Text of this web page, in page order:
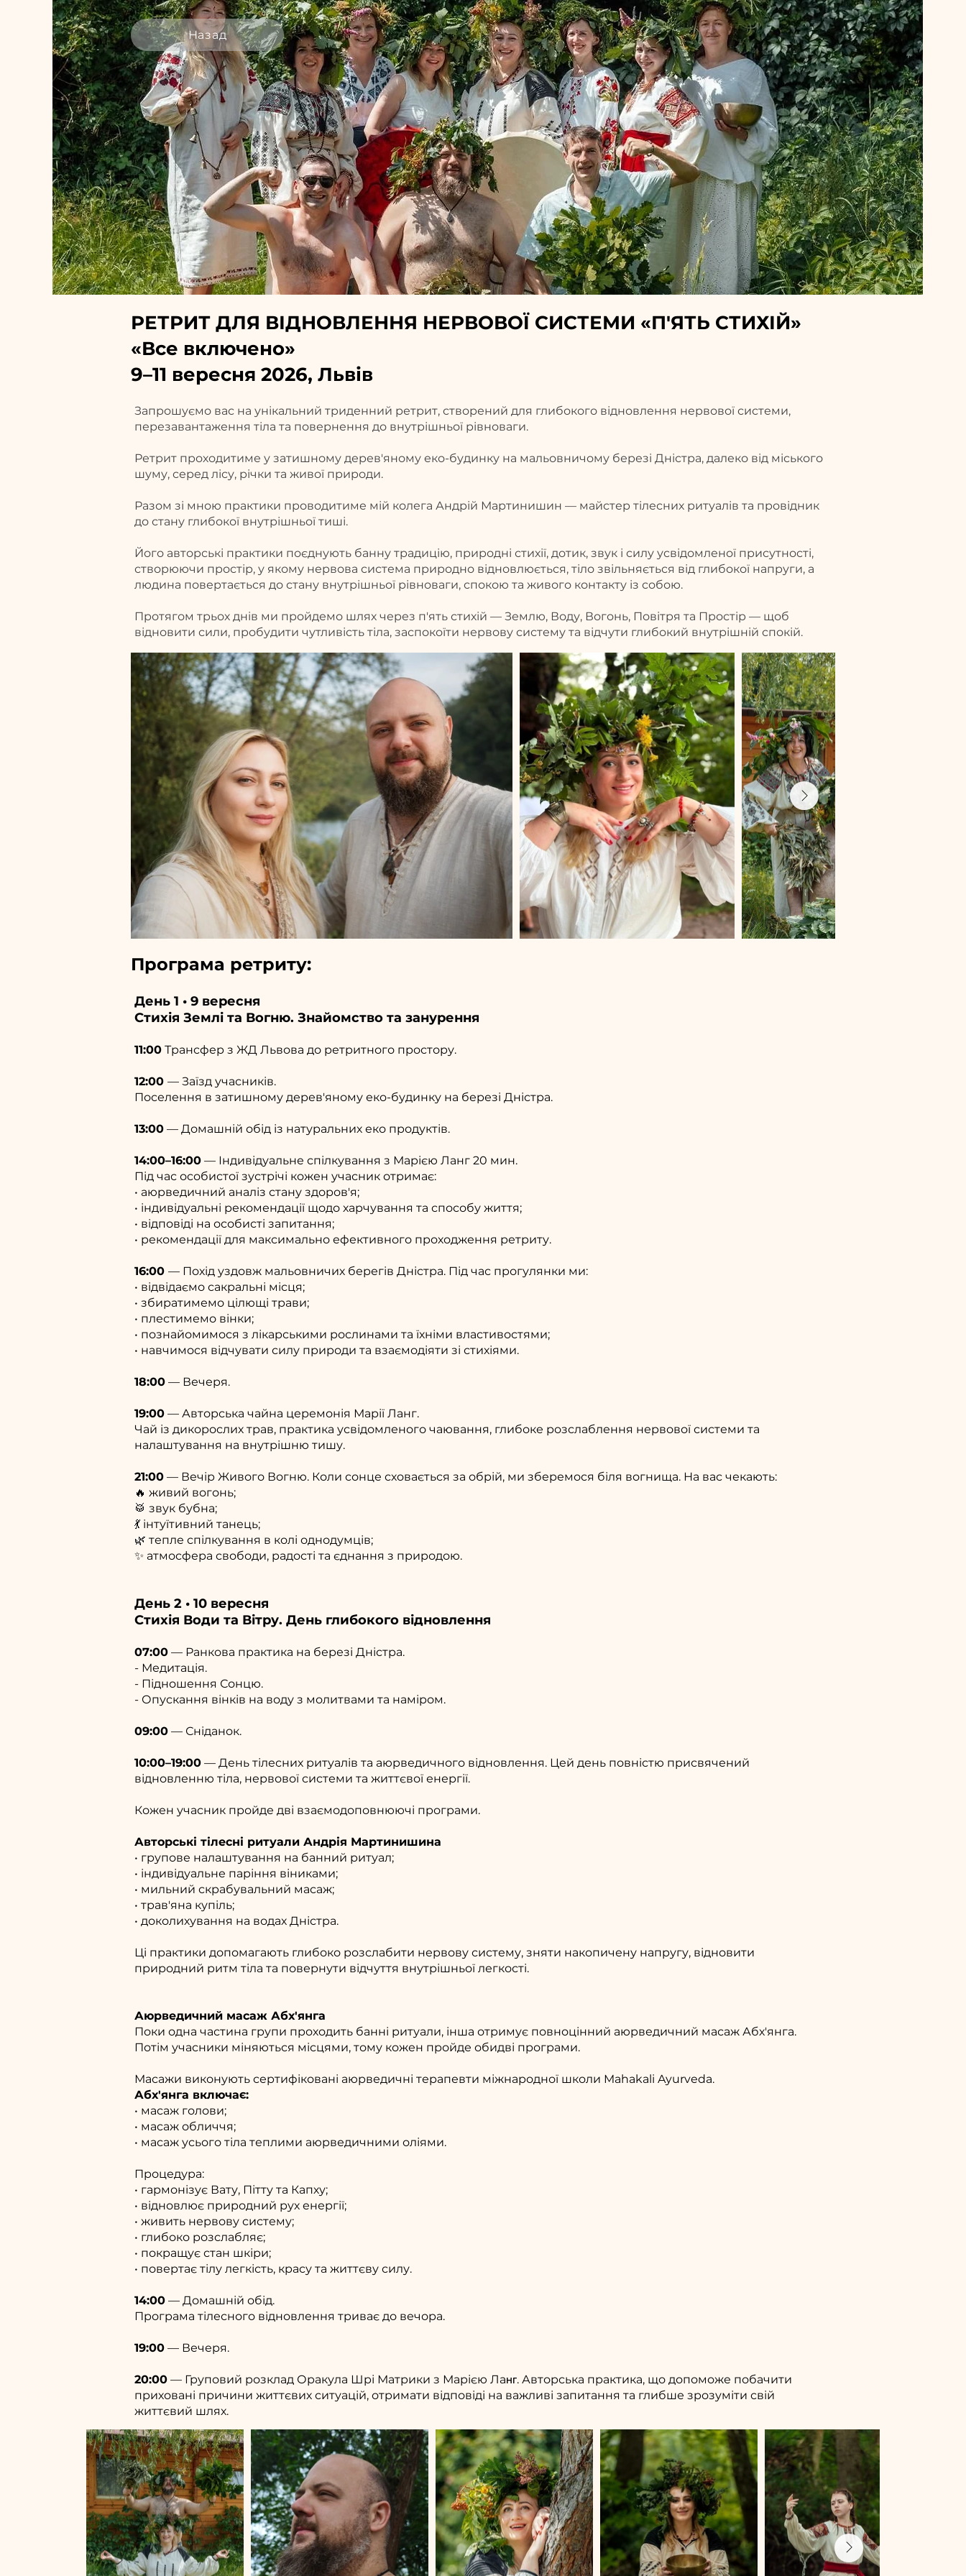
Назад
РЕТРИТ ДЛЯ ВІДНОВЛЕННЯ НЕРВОВОЇ СИСТЕМИ «П'ЯТЬ СТИХІЙ»
«Все включено»
9–11 вересня 2026, Львів
Запрошуємо вас на унікальний триденний ретрит, створений для глибокого відновлення нервової системи,
перезавантаження тіла та повернення до внутрішньої рівноваги.
Ретрит проходитиме у затишному дерев'яному еко-будинку на мальовничому березі Дністра, далеко від міського
шуму, серед лісу, річки та живої природи.
Разом зі мною практики проводитиме мій колега Андрій Мартинишин — майстер тілесних ритуалів та провідник
до стану глибокої внутрішньої тиші.
Його авторські практики поєднують банну традицію, природні стихії, дотик, звук і силу усвідомленої присутності,
створюючи простір, у якому нервова система природно відновлюється, тіло звільняється від глибокої напруги, а
людина повертається до стану внутрішньої рівноваги, спокою та живого контакту із собою.
Протягом трьох днів ми пройдемо шлях через п'ять стихій — Землю, Воду, Вогонь, Повітря та Простір — щоб
відновити сили, пробудити чутливість тіла, заспокоїти нервову систему та відчути глибокий внутрішній спокій.
Програма ретриту:
День 1 • 9 вересня
Стихія Землі та Вогню. Знайомство та занурення
11:00 Трансфер з ЖД Львова до ретритного простору.
12:00 — Заїзд учасників.
Поселення в затишному дерев'яному еко-будинку на березі Дністра.
13:00 — Домашній обід із натуральних еко продуктів.
14:00–16:00 — Індивідуальне спілкування з Марією Ланг 20 мин.
Під час особистої зустрічі кожен учасник отримає:
• аюрведичний аналіз стану здоров'я;
• індивідуальні рекомендації щодо харчування та способу життя;
• відповіді на особисті запитання;
• рекомендації для максимально ефективного проходження ретриту.
16:00 — Похід уздовж мальовничих берегів Дністра. Під час прогулянки ми:
• відвідаємо сакральні місця;
• збиратимемо цілющі трави;
• плестимемо вінки;
• познайомимося з лікарськими рослинами та їхніми властивостями;
• навчимося відчувати силу природи та взаємодіяти зі стихіями.
18:00 — Вечеря.
19:00 — Авторська чайна церемонія Марії Ланг.
Чай із дикорослих трав, практика усвідомленого чаювання, глибоке розслаблення нервової системи та
налаштування на внутрішню тишу.
21:00 — Вечір Живого Вогню. Коли сонце сховається за обрій, ми зберемося біля вогнища. На вас чекають:
🔥 живий вогонь;
🥁 звук бубна;
💃 інтуїтивний танець;
🌿 тепле спілкування в колі однодумців;
✨ атмосфера свободи, радості та єднання з природою.
День 2 • 10 вересня
Стихія Води та Вітру. День глибокого відновлення
07:00 — Ранкова практика на березі Дністра.
- Медитація.
- Підношення Сонцю.
- Опускання вінків на воду з молитвами та наміром.
09:00 — Сніданок.
10:00–19:00 — День тілесних ритуалів та аюрведичного відновлення. Цей день повністю присвячений
відновленню тіла, нервової системи та життєвої енергії.
Кожен учасник пройде дві взаємодоповнюючі програми.
Авторські тілесні ритуали Андрія Мартинишина
• групове налаштування на банний ритуал;
• індивідуальне паріння віниками;
• мильний скрабувальний масаж;
• трав'яна купіль;
• доколихування на водах Дністра.
Ці практики допомагають глибоко розслабити нервову систему, зняти накопичену напругу, відновити
природний ритм тіла та повернути відчуття внутрішньої легкості.
Аюрведичний масаж Абх'янга
Поки одна частина групи проходить банні ритуали, інша отримує повноцінний аюрведичний масаж Абх'янга.
Потім учасники міняються місцями, тому кожен пройде обидві програми.
Масажи виконують сертифіковані аюрведичні терапевти міжнародної школи Mahakali Ayurveda.
Абх'янга включає:
• масаж голови;
• масаж обличчя;
• масаж усього тіла теплими аюрведичними оліями.
Процедура:
• гармонізує Вату, Пітту та Капху;
• відновлює природний рух енергії;
• живить нервову систему;
• глибоко розслабляє;
• покращує стан шкіри;
• повертає тілу легкість, красу та життєву силу.
14:00 — Домашній обід.
Програма тілесного відновлення триває до вечора.
19:00 — Вечеря.
20:00 — Груповий розклад Оракула Шрі Матрики з Марією Ланг.​​ Авторська практика, що допоможе побачити
приховані причини життєвих ситуацій, отримати відповіді на важливі запитання та глибше зрозуміти свій
життєвий шлях.